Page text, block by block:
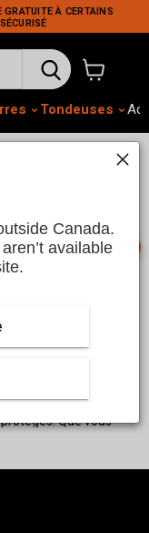
À CERTAINS
Voir le
Tondeuses
extérieur sûr
Canada.
chenils offrent
jouer, faire de
Que vous
une propriété
résister aux
sécurité de vos
Canada.
available